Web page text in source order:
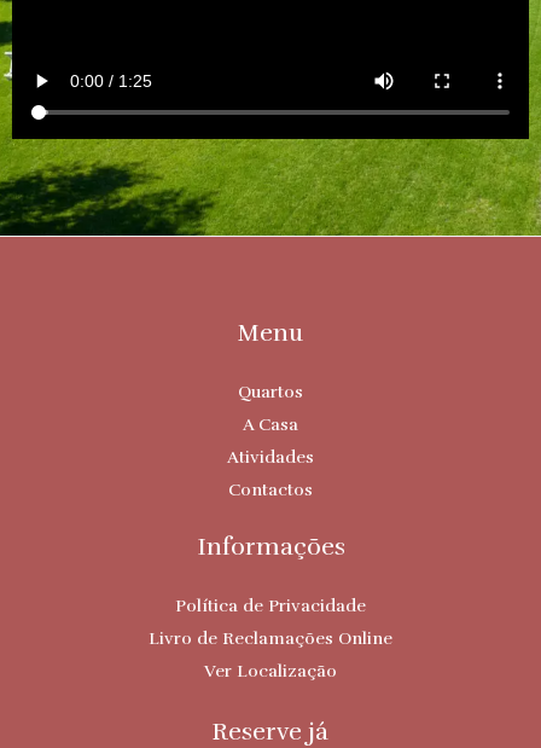
Menu
Quartos
A Casa
Atividades
Contactos
Informações
Política de Privacidade
Livro de Reclamações Online
Ver Localização
Reserve já